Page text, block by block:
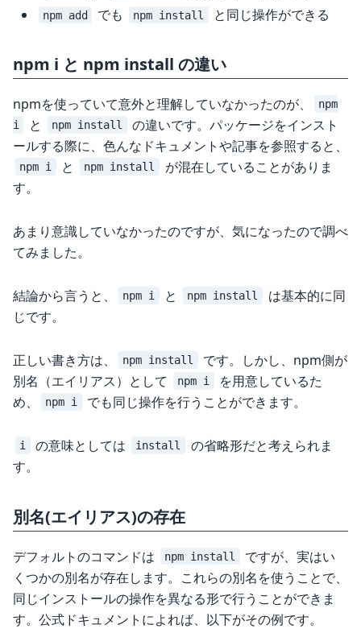
npm add でも npm install と同じ操作ができる
npm i と npm install の違い
npmを使っていて意外と理解していなかったのが、
npm
i
と npm install
の違いです。パッケージをインスト
ールする際に、色んなドキュメントや記事を参照すると、
npm i と npm install
が混在していることがありま
す。
あまり意識していなかったのですが、気になったので調べ
てみました。
結論から言うと、 npm i と npm install
は基本的に同
じです。
正しい書き方は、 npm install
です。しかし、npm側が
別名（エイリアス）として
npm i
を用意しているた
め、
npm i でも同じ操作を行うことができます。
i の意味としては install
の省略形だと考えられま
す。
別名(エイリアス)の存在
デフォルトのコマンドは npm install
ですが、実はい
くつかの別名が存在します。これらの別名を使うことで、
同じインストールの操作を異なる形で行うことができま
す。公式ドキュメントによれば、以下がその例です。